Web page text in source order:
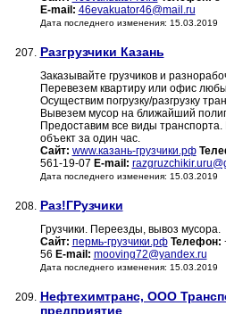
E-mail: 46evakuator46@mail.ru
Дата последнего изменения: 15.03.2019
207. Разгрузчики Казань
Заказывайте грузчиков и
Перевезем квартиру или офис
Осуществим погрузку/разгрузку
Вывезем мусор на ближайший
Предоставим все виды
объект за один час.
Сайт: www.казань-грузчики.рф
561-19-07 E-mail:
Дата последнего изменения: 15.03.2019
208. Раз!ГРузчики
Грузчики. Переезды, вывоз мусора.
Сайт: пермь-грузчики.рф Телефон:
56 E-mail: mooving72@yandex.ru
Дата последнего изменения: 15.03.2019
209. Нефтехимтранс, ООО
предприятие